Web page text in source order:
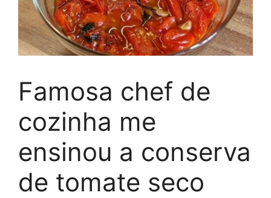
Famosa chef de
cozinha me
ensinou a conserva
de tomate seco